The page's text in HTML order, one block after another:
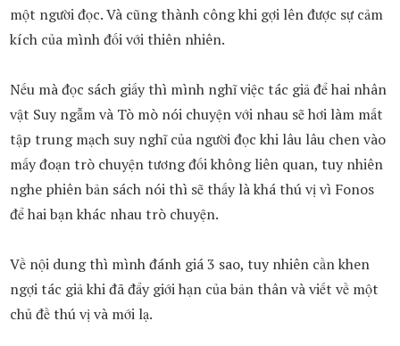
một người đọc. Và cũng thành công khi gợi lên được sự cảm
kích của mình đối với thiên nhiên.
Nếu mà đọc sách giấy thì mình nghĩ việc tác giả để hai nhân
vật Suy ngẫm và Tò mò nói chuyện với nhau sẽ hơi làm mất
tập trung mạch suy nghĩ của người đọc khi lâu lâu chen vào
mấy đoạn trò chuyện tương đối không liên quan, tuy nhiên
nghe phiên bản sách nói thì sẽ thấy là khá thú vị vì Fonos
để hai bạn khác nhau trò chuyện.
Về nội dung thì mình đánh giá 3 sao, tuy nhiên cần khen
ngợi tác giả khi đã đẩy giới hạn của bản thân và viết về một
chủ đề thú vị và mới lạ.